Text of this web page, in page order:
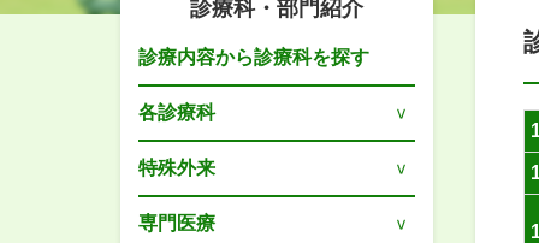
診療科・部門紹介
診療内容から診療科を探す
各診療科
特殊外来
専門医療